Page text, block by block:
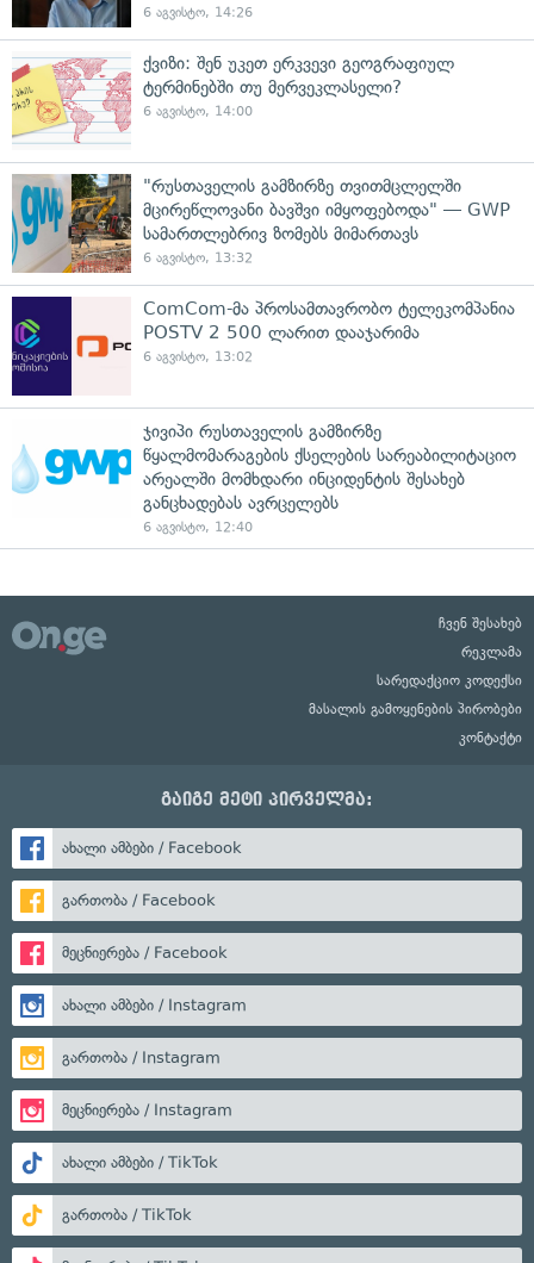
6 აგვისტო, 14:26
ქვიზი: შენ უკეთ ერკვევი გეოგრაფიულ
ტერმინებში თუ მერვეკლასელი?
6 აგვისტო, 14:00
"რუსთაველის გამზირზე თვითმცლელში
მცირეწლოვანი ბავშვი იმყოფებოდა" — GWP
სამართლებრივ ზომებს მიმართავს
6 აგვისტო, 13:32
ComCom-მა პროსამთავრობო ტელეკომპანია
POSTV 2 500 ლარით დააჯარიმა
6 აგვისტო, 13:02
ჯივიპი რუსთაველის გამზირზე
წყალმომარაგების ქსელების სარეაბილიტაციო
არეალში მომხდარი ინციდენტის შესახებ
განცხადებას ავრცელებს
6 აგვისტო, 12:40
ჩვენ შესახებ
რეკლამა
სარედაქციო კოდექსი
მასალის გამოყენების პირობები
კონტაქტი
გაიგე მეტი პირველმა:
ახალი ამბები / Facebook
გართობა / Facebook
მეცნიერება / Facebook
ახალი ამბები / Instagram
გართობა / Instagram
მეცნიერება / Instagram
ახალი ამბები / TikTok
გართობა / TikTok